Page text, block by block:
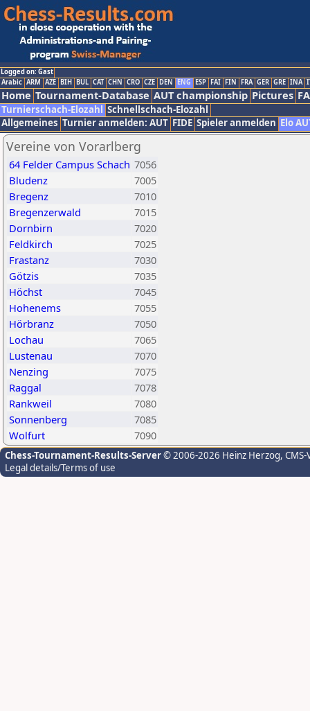
Logged on: Gast
Arabic ARM AZE BIH BUL CAT CHN CRO CZE DEN ENG ESP FAI FIN FRA GER GRE INA
Home Tournament-Database AUT championship Pictures
Turnierschach-Elozahl Schnellschach-Elozahl
Allgemeines Turnier anmelden: AUT FIDE Spieler anmelden Elo
Vereine von Vorarlberg
64 Felder Campus Schach 7056
Bludenz
7005
Bregenz
7010
Bregenzerwald
7015
Dornbirn
7020
Feldkirch
7025
Frastanz
7030
Götzis
7035
Höchst
7045
Hohenems
7055
Hörbranz
7050
Lochau
7065
Lustenau
7070
Nenzing
7075
Raggal
7078
Rankweil
7080
Sonnenberg
7085
Wolfurt
7090
Chess-Tournament-Results-Server© 2006-2026 Heinz Herzog,
Legal details/Terms of use